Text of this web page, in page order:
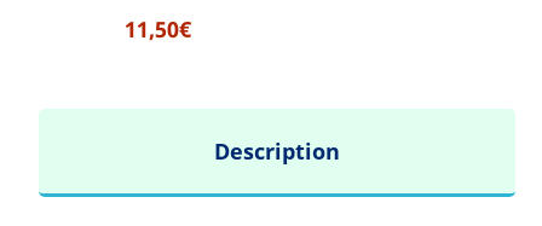
11,50€
Description